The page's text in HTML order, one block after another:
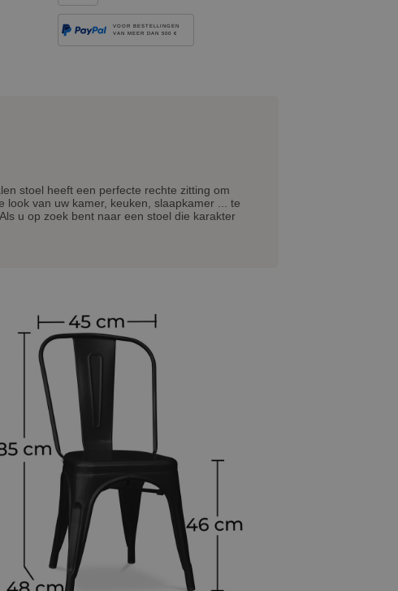
VOOR BESTELLINGEN
VAN MEER DAN 500 €
stoel heeft een perfecte rechte zitting om
van uw kamer, keuken, slaapkamer ... te
u op zoek bent naar een stoel die karakter